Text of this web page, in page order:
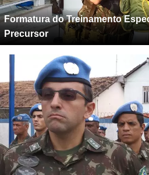
Formatura do Treinamento
Precursor